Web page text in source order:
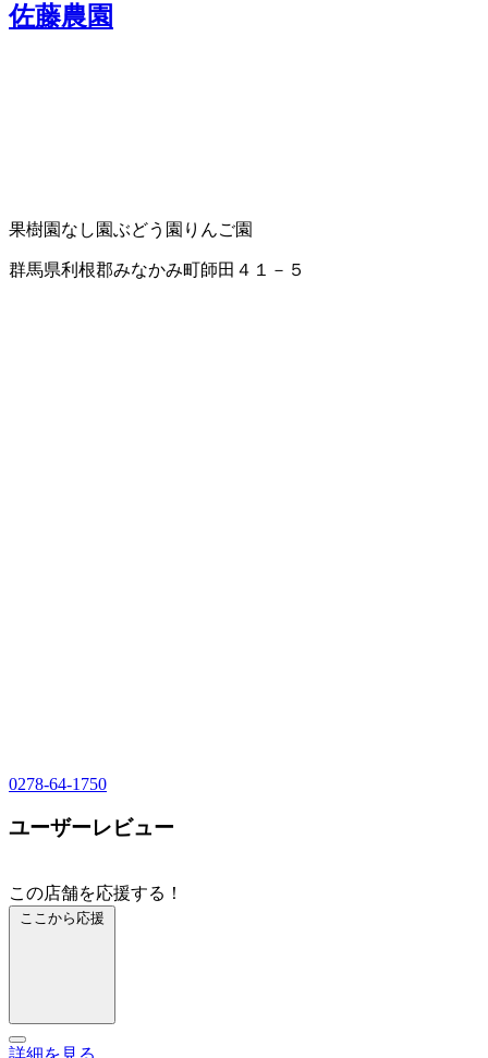
佐藤農園
果樹園 なし園ぶどう園 りんご園
群馬県利根郡みなかみ町師田４１－５
0278-64-1750
ユーザーレビュー
この店舗を応援する！
ここから応援